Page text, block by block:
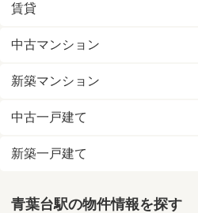
賃貸
中古マンション
新築マンション
中古一戸建て
新築一戸建て
青葉台駅の物件情報を探す